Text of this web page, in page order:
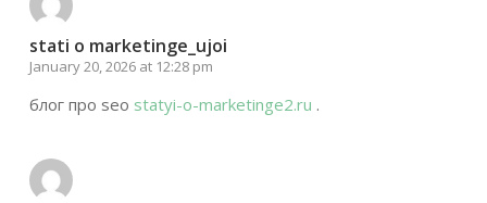
stati o marketinge_ujoi
January 20, 2026 at 12:28 pm
блог про seo statyi-o-marketinge2.ru .